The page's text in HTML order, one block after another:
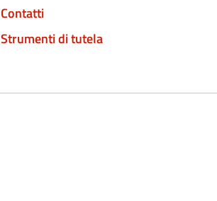
Contatti
Strumenti di tutela